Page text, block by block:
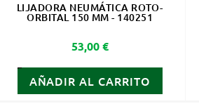
LIJADORA NEUMÁTICA ROTO-
ORBITAL 150 MM - 140251
Precio
53,00 €
AÑADIR AL CARRITO